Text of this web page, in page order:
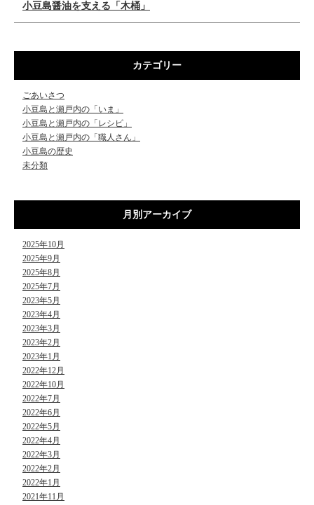
小豆島醤油を支える「木桶」
カテゴリー
ごあいさつ
小豆島と瀬戸内の「いま」
小豆島と瀬戸内の「レシピ」
小豆島と瀬戸内の「職人さん」
小豆島の歴史
未分類
月別アーカイブ
2025年10月
2025年9月
2025年8月
2025年7月
2023年5月
2023年4月
2023年3月
2023年2月
2023年1月
2022年12月
2022年10月
2022年7月
2022年6月
2022年5月
2022年4月
2022年3月
2022年2月
2022年1月
2021年11月